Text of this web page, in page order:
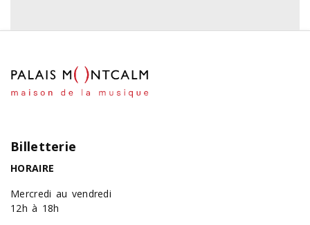
Billetterie
HORAIRE
Mercredi au vendredi
12h à 18h